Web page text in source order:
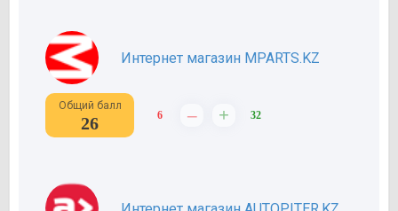
Интернет магазин MPARTS.KZ
Общий балл
26 6 – + 32